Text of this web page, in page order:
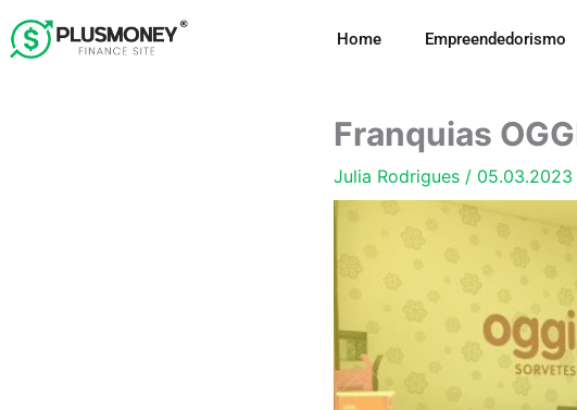
para
Home Empreendedorismo
Franquias
Julia Rodrigues / 05.03.2023